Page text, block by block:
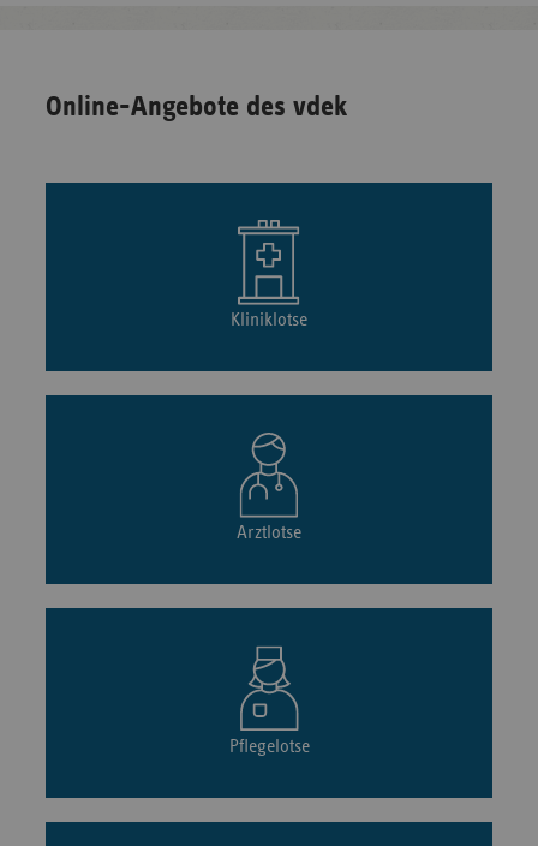
Online-Angebote des vdek
Kliniklotse
Arztlotse
Pflegelotse